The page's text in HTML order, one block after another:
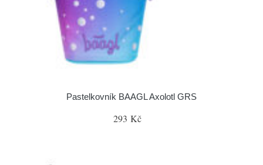
Pastelkovník BAAGL Axolotl GRS
293 Kč